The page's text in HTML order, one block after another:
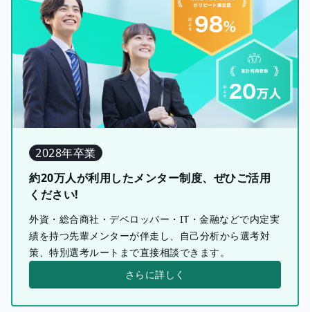
2028年卒業
約20万人が利用したメンター制度、ぜひご活用
ください!
外資・総合商社・デベロッパー・IT・金融などで内定実
績を持つ先輩メンターが伴走し、自己分析から選考対
策、特別選考ルートまで直接相談できます。
さらに詳しく